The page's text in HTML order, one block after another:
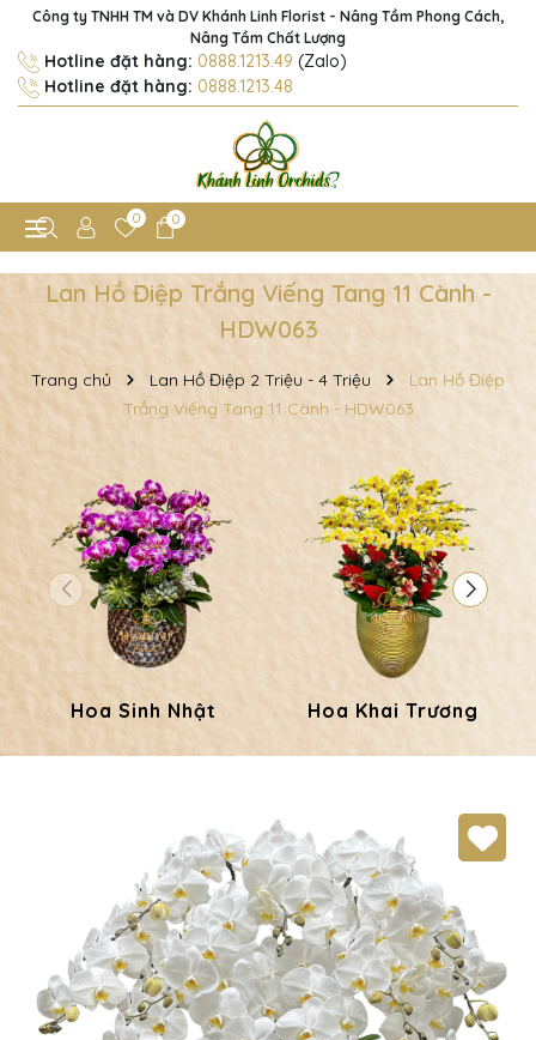
Công ty TNHH TM và DV Khánh Linh Florist - Nâng Tầm Phong Cách,
Nâng Tầm Chất Lượng
Hotline đặt hàng: 0888.1213.49 (Zalo)
Hotline đặt hàng: 0888.1213.48
0 0
Lan Hồ Điệp Trắng Viếng Tang 11 Cành -
HDW063
Trang chủ Lan Hồ Điệp 2 Triệu - 4 Triệu
Lan Hồ Điệp
Trắng Viếng Tang 11 Cành - HDW063
Hoa Sinh Nhật Hoa Khai Trương